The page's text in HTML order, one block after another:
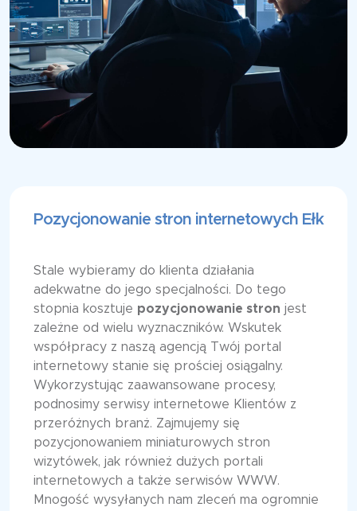
Pozycjonowanie stron internetowych Ełk
Stale wybieramy do klienta działania
adekwatne do jego specjalności. Do tego
stopnia kosztuje pozycjonowanie stron jest
zależne od wielu wyznaczników. Wskutek
współpracy z naszą agencją Twój portal
internetowy stanie się prościej osiągalny.
Wykorzystując zaawansowane procesy,
podnosimy serwisy internetowe Klientów z
przeróżnych branż. Zajmujemy się
pozycjonowaniem miniaturowych stron
wizytówek, jak również dużych portali
internetowych a także serwisów WWW.
Mnogość wysyłanych nam zleceń ma ogromnie